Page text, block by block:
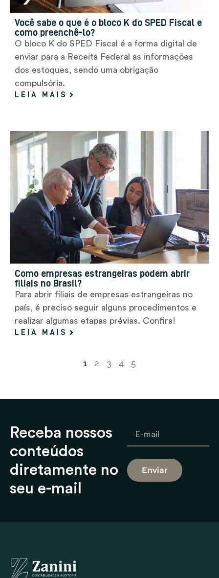
Você sabe o que é o bloco K do SPED Fiscal e
como preenchê-lo?
O bloco K do SPED Fiscal é a forma digital de
enviar para a Receita Federal as informações
dos estoques, sendo uma obrigação
compulsória.
LEIA MAIS
Como empresas estrangeiras podem abrir
filiais no Brasil?
Para abrir filiais de empresas estrangeiras no
país, é preciso seguir alguns procedimentos e
realizar algumas etapas prévias. Confira!
LEIA MAIS
1 2 3 4 5
Receba nossos
conteúdos
diretamente no
seu e-mail
Enviar